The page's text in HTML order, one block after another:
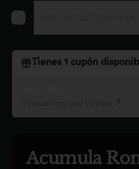
Tienes 1 cupón
Acumula